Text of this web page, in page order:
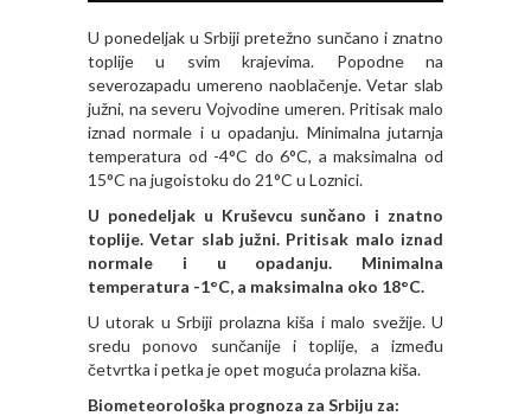
U ponedeljak u Srbiji pretežno sunčano i znatno
toplije u svim krajevima. Popodne na
severozapadu umereno naoblačenje. Vetar slab
južni, na severu Vojvodine umeren. Pritisak malo
iznad normale i u opadanju. Minimalna jutarnja
temperatura od -4°C do 6°C, a maksimalna od
15°C na jugoistoku do 21°C u Loznici.
U ponedeljak u Kruševcu sunčano i znatno
toplije. Vetar slab južni. Pritisak malo iznad
normale i u opadanju. Minimalna
temperatura -1°C, a maksimalna oko 18°C.
U utorak u Srbiji prolazna kiša i malo svežije. U
sredu ponovo sunčanije i toplije, a između
četvrtka i petka je opet moguća prolazna kiša.
Biometeorološka prognoza za Srbiju za: